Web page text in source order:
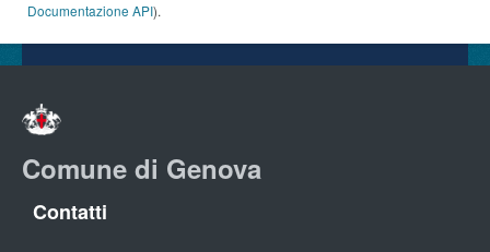
Documentazione API).
Comune di Genova
Contatti